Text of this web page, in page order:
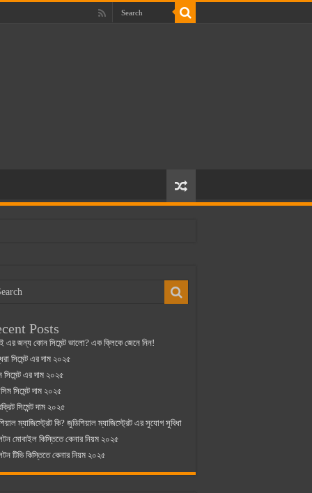
Posts
এর জন্য কোন সিমেন্ট ভালো? এক ক্লিকে জেনে নিন!
সিমেন্ট এর দাম ২০২৫
সিমেন্ট এর দাম ২০২৫
সিমেন্ট দাম ২০২৫
সিমেন্ট দাম ২০২৫
ম্যাজিস্ট্রেট কি? জুডিশিয়াল ম্যাজিস্ট্রেট এর সুযোগ সুবিধা
মোবাইল কিস্তিতে কেনার নিয়ম ২০২৫
টিভি কিস্তিতে কেনার নিয়ম ২০২৫